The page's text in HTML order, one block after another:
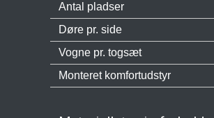
Antal pladser
Døre pr. side
Vogne pr. togsæt
Monteret komfortudstyr